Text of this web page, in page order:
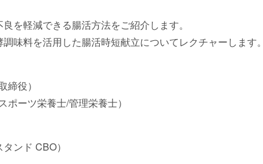
を軽減できる腸活方法をご紹介します。
味料を活用した腸活時短献立についてレクチャーします。
締役）
ポーツ栄養士/管理栄養士）
ンド CBO）